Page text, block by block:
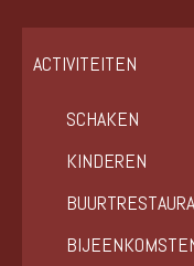
ACTIVITEITEN
SCHAKEN
KINDEREN